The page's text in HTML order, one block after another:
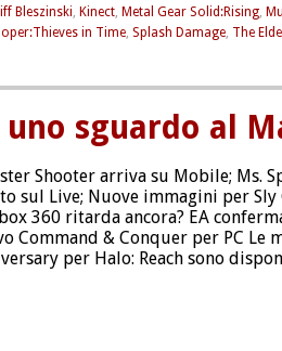
Bleszinski, Kinect, Metal Gear Solid:Rising,
in Time, Splash Damage, The
sguardo al
Shooter arriva su Mobile; Ms.
sul Live; Nuove immagini per Sly
360 ritarda ancora? EA
Command & Conquer per PC Le
per Halo: Reach sono